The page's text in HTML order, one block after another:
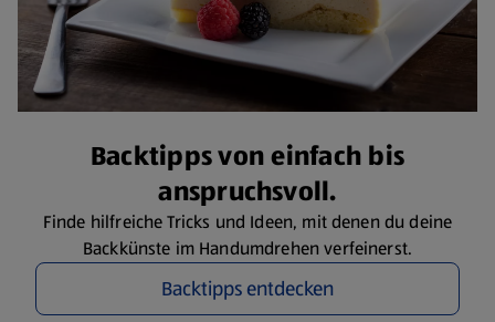
Backtipps von einfach bis
anspruchsvoll.
Finde hilfreiche Tricks und Ideen, mit denen du deine
Backkünste im Handumdrehen verfeinerst.
Backtipps entdecken